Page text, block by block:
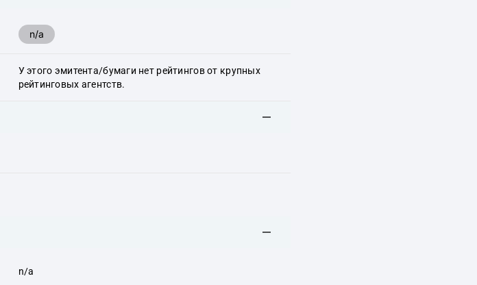
n/a
У этого эмитента/бумаги нет рейтингов от крупных
рейтинговых агентств.
n/a